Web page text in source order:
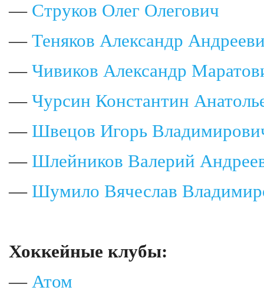
— Струков Олег Олегович
— Теняков Александр
— Чивиков Александр
— Чурсин Константин
— Швецов Игорь
— Шлейников Валерий
— Шумило Вячеслав
Хоккейные клубы:
— Атом